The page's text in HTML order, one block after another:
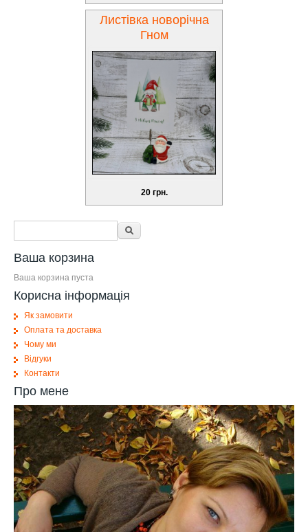
Листівка новорічна
Гном
20 грн.
Форма поиска
Ваша корзина
Ваша корзина пуста
Корисна інформація
Як замовити
Оплата та доставка
Чому ми
Відгуки
Контакти
Про мене